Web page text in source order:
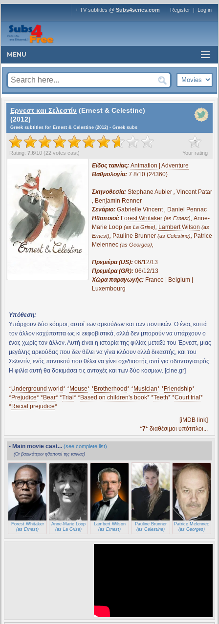
+ TV subtitles @ Subs4series.com Register | Log in
MENU
Ερνεστ και Σελεστίν (Ernest & Celestine)
(2012)
Greek subtitles for Ernest & Celestine (2012) - Greek subs
?
Your rating
Rating: 7.6/10 (22 votes cast)
Είδος ταινίας: Animation | Adventure
Βαθμολογία: 7.8/10 (24360)
Σκηνοθεσία: Stephane Aubier, Vincent Patar
, Benjamin Renner
Σενάριο: Gabrielle Vincent, Daniel Pennac
Ηθοποιοί: Forest Whitaker (as Ernest), Anne-
Marie Loop (as La Grise), Lambert Wilson (as
Ernest), Pauline Brunner (as Celestine), Patrice
Melennec (as Georges),
Πρεμιέρα (US): 06/12/13
Πρεμιέρα (GR): 06/12/13
Χώρα παραγωγής: France | Belgium |
Luxembourg
Υπόθεση:
Υπάρχουν δύο κόσμοι, αυτοί των αρκούδων και των ποντικών. Ο ένας κοιτά
τον άλλον καχύποπτα ως κι εκφοβιστικά, αλλά δεν μπορούν να υπάρχουν ο
ένας χωρίς τον άλλον. Αυτή είναι η ιστορία της φιλίας μεταξύ του Έρνεστ, μιας
μεγάλης αρκούδας που δεν θέλει να γίνει κλόουν αλλά δικαστής, και του
Σελεντίν, ενός ποντικού που θέλει να γίνει σχεδιαστής αντί για οδοντογιατρός.
Η φιλία αυτή θα δοκιμάσει τις αντοχές και των δύο κόσμων. [cine.gr]
*Underground world* *Mouse* *Brotherhood* *Musician* *Friendship*
*Prejudice* *Bear* *Trial * *Based on children's book* *Teeth* *Court trial *
*Racial prejudice*
[iMDB link]
*7* διαθέσιμοι υπότιτλοι...
- Main movie cast... (see complete list)
(Οι βασικότεροι ηθοποιοί της ταινίας)
Forest Whitaker
(as Ernest)
Anne-Marie Loop
(as La Grise)
Lambert Wilson
(as Ernest)
Pauline Brunner
(as Celestine)
Patrice Melennec
(as Georges)